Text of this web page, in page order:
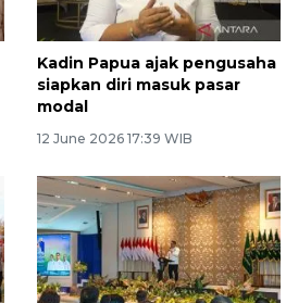
Kadin Papua ajak pengusaha
siapkan diri masuk pasar
modal
12 June 2026 17:39 WIB